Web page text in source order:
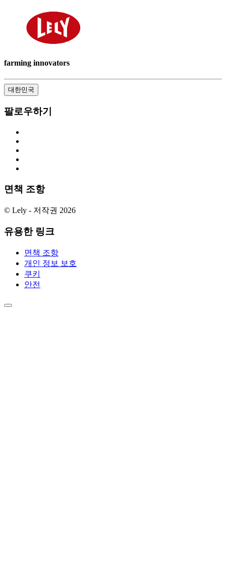
farming innovators
대한민국
팔로우하기
면책 조항
© Lely - 저작권 2026
유용한 링크
면책 조항
개인 정보 보호
쿠키
안전